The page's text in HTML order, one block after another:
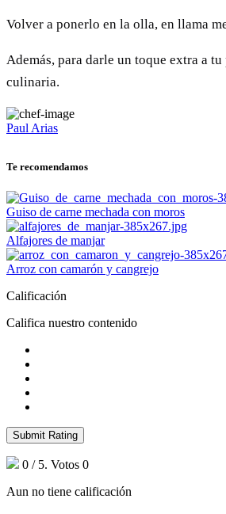
Volver a ponerlo en la olla, en llama
Además, para darle un toque extra a
culinaria.
Paul Arias
Te recomendamos
Guiso de carne mechada con moros
Alfajores de manjar
Arroz con camarón y cangrejo
Calificación
Califica nuestro contenido
Submit Rating
0 / 5. Votos 0
Aun no tiene calificación